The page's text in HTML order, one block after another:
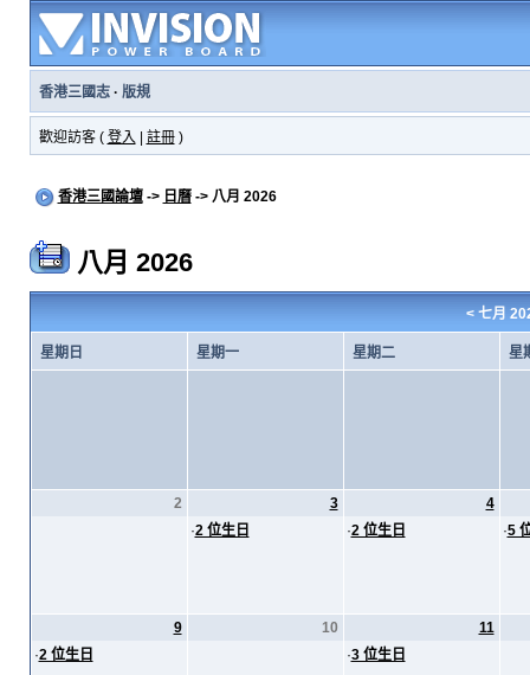
香港三國志· 版規
歡迎訪客 ( 登入 註冊)
香港三國論壇-> 日曆-> 八月 2026
八月 2026
< 七月
星期日 星期一 星期二 星
2
3
·2 位生日
4
·2 位生日 ·5
9
·2 位生日
10
11
·3 位生日